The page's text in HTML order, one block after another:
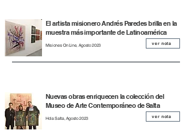
El artista misionero Andrés Paredes brilla en la
muestra más importante de Latinoamérica
Misiones On Line, Agosto 2023 ver nota
Nuevas obras enriquecen la colección del
Museo de Arte Contemporáneo de Salta
Hola Salta, Agosto 2023 ver nota